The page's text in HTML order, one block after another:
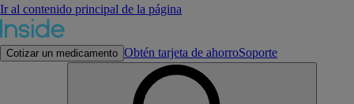
Ir al contenido principal de la página
Cotizar un medicamento Obtén tarjeta de ahorroSoporte